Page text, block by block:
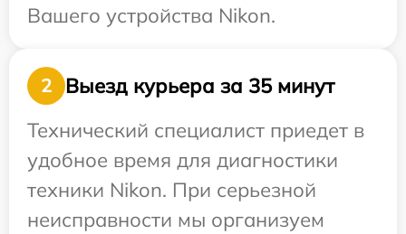
Вашего устройства Nikon.
2
Выезд курьера за 35 минут
Технический специалист приедет в
удобное время для диагностики
техники Nikon. При серьезной
неисправности мы организуем